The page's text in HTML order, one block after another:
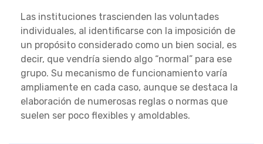
Las instituciones trascienden las voluntades
individuales, al identificarse con la imposición de
un propósito considerado como un bien social, es
decir, que vendría siendo algo “normal” para ese
grupo. Su mecanismo de funcionamiento varía
ampliamente en cada caso, aunque se destaca la
elaboración de numerosas reglas o normas que
suelen ser poco flexibles y amoldables.